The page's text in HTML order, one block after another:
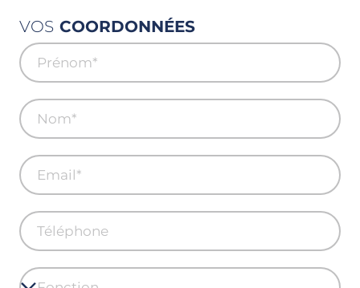
VOS COORDONNÉES